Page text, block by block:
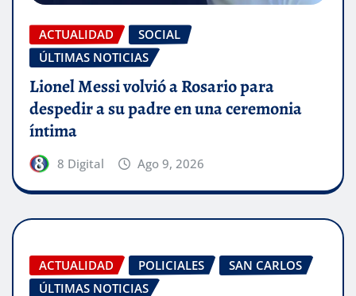
ACTUALIDAD
SOCIAL
ÚLTIMAS NOTICIAS
Lionel Messi volvió a Rosario para
despedir a su padre en una ceremonia
íntima
8 Digital Ago 9, 2026
ACTUALIDAD POLICIALES
SAN CARLOS
ÚLTIMAS NOTICIAS